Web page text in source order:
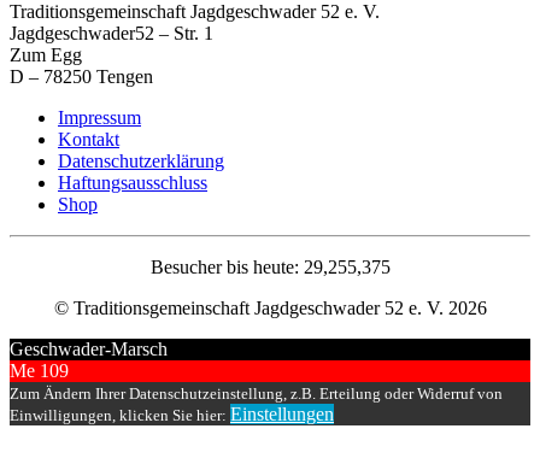
Traditionsgemeinschaft Jagdgeschwader 52 e. V.
Jagdgeschwader52 – Str. 1
Zum Egg
D – 78250 Tengen
Impressum
Kontakt
Datenschutzerklärung
Haftungsausschluss
Shop
Besucher bis heute: 29,255,375
© Traditionsgemeinschaft Jagdgeschwader 52 e. V. 2026
Geschwader-Marsch
Me 109
Zum Ändern Ihrer Datenschutzeinstellung, z.B. Erteilung oder Widerruf von
Einwilligungen, klicken Sie hier: Einstellungen